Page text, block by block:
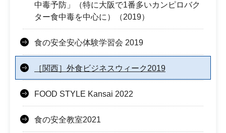
中毒予防」（特に大阪で1番多いカンピロバク
ター食中毒を中心に）（2019）
食の安全安心体験学習会 2019
［関西］外食ビジネスウィーク2019
FOOD STYLE Kansai 2022
食の安全教室2021